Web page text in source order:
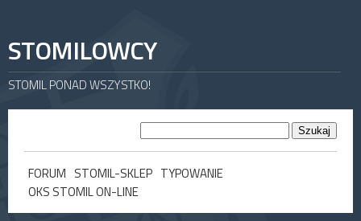
STOMILOWCY
STOMIL PONAD WSZYSTKO!
FORUM STOMIL-SKLEP TYPOWANIE
OKS STOMIL ON-LINE